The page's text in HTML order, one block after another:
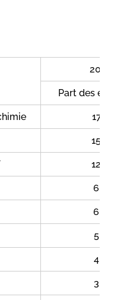
2021
Part des
17,2
15,5
12,6
6,7
6,5
5,7
4,9
3,4